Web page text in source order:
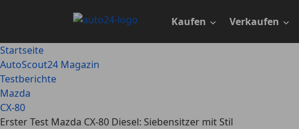
Kaufen Verkaufen
Startseite
AutoScout24 Magazin
Testberichte
Mazda
CX-80
Erster Test Mazda CX-80 Diesel: Siebensitzer mit Stil